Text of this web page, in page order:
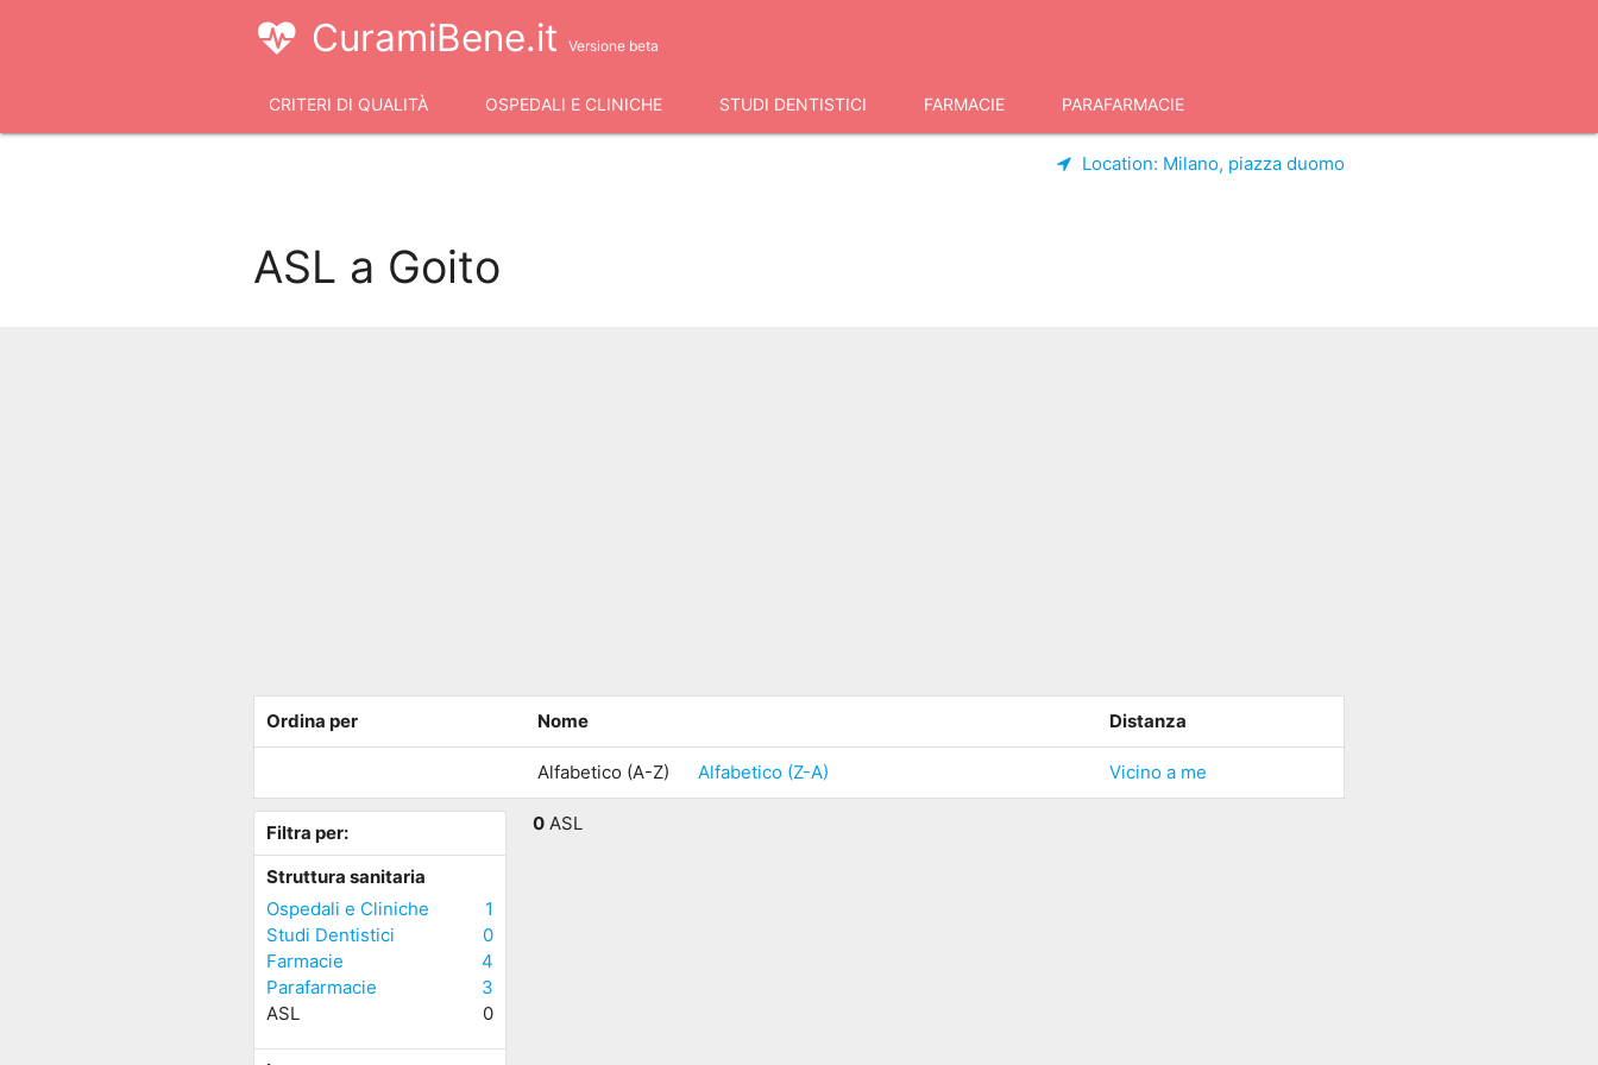
CuramiBene.it Versione beta
CRITERI DI QUALITÀ OSPEDALI E CLINICHE STUDI DENTISTICI FARMACIE PARAFARMACIE
Location: Milano, piazza duomo
ASL a Goito
Ordina per Nome Distanza
Alfabetico (A-Z) Alfabetico (Z-A) Vicino a me
Filtra per:
Struttura sanitaria
Ospedali e Cliniche
1
Studi Dentistici
0
Farmacie
4
Parafarmacie
3
ASL
0
0 ASL